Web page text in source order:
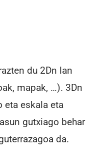
du 2Dn lan
mapak, …). 3Dn
eta eskala eta
gutxiago behar
da.